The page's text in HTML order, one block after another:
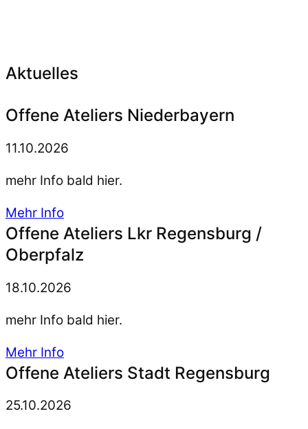
Aktuelles
Offene Ateliers Niederbayern
11.10.2026
mehr Info bald hier.
Mehr Info
Offene Ateliers Lkr Regensburg /
Oberpfalz
18.10.2026
mehr Info bald hier.
Mehr Info
Offene Ateliers Stadt Regensburg
25.10.2026